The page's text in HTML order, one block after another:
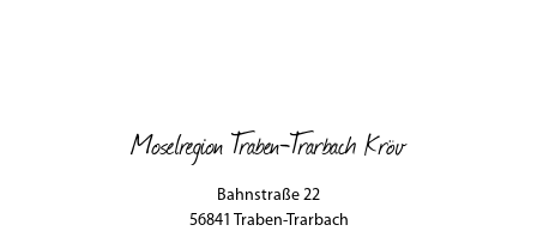
Moselregion Traben-Trarbach Kröv
Bahnstraße 22
56841 Traben-Trarbach